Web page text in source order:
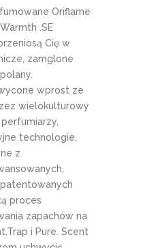
Oriflame
.SE
Cię w
zamglone
wprost ze
wielokulturowy
technologie.
z
proces
zapachów na
i Pure. Scent